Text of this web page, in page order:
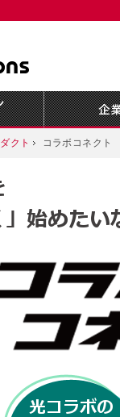
クト コラボコネクト